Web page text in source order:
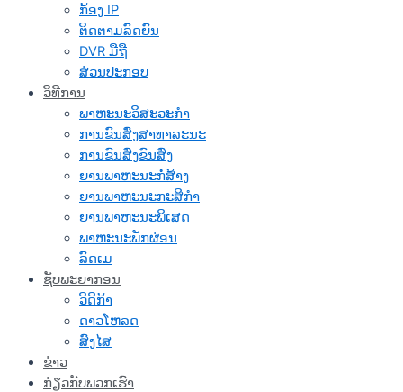
ກ້ອງ IP
ຕິດຕາມລົດຍົນ
DVR ມືຖື
ສ່ວນປະກອບ
ວິທີການ
ພາຫະນະວິສະວະກໍາ
ການຂົນສົ່ງສາທາລະນະ
ການຂົນສົ່ງຂົນສົ່ງ
ຍານພາຫະນະກໍ່ສ້າງ
ຍານພາຫະນະກະສິກໍາ
ຍານພາຫະນະພິເສດ
ພາຫະນະພັກຜ່ອນ
ລົດເມ
ຊັບພະຍາກອນ
ວິດີກ້າ
ດາວໂຫລດ
ສົງໄສ
ຂ່າວ
ກ່ຽວກັບພວກເຮົາ